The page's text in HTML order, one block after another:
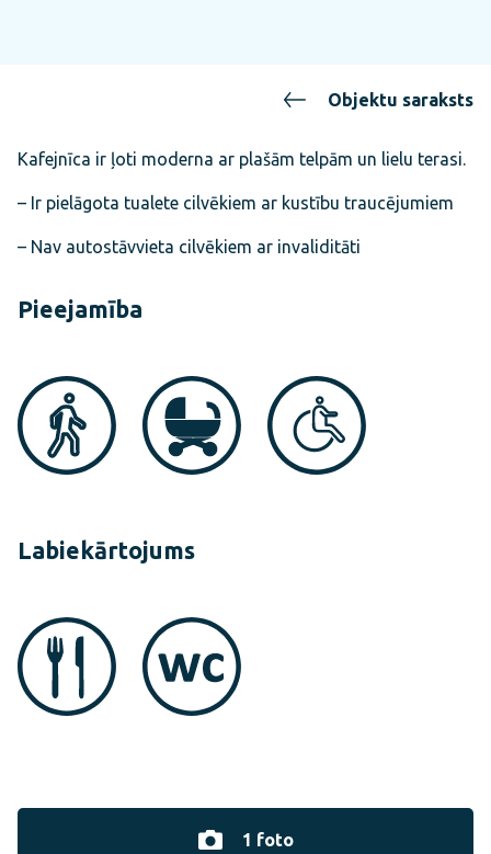
Objektu saraksts
Kafejnīca ir ļoti moderna ar plašām telpām un lielu terasi.
– Ir pielāgota tualete cilvēkiem ar kustību traucējumiem
– Nav autostāvvieta cilvēkiem ar invaliditāti
Pieejamība
Labiekārtojums
1 foto